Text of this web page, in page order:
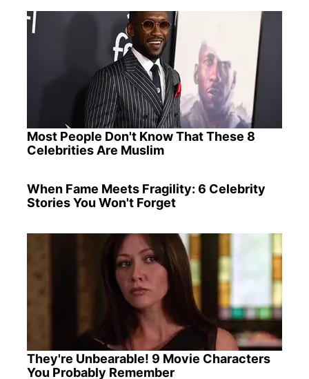
Most People Don't Know That These 8
Celebrities Are Muslim
When Fame Meets Fragility: 6 Celebrity
Stories You Won't Forget
They're Unbearable! 9 Movie Characters
You Probably Remember